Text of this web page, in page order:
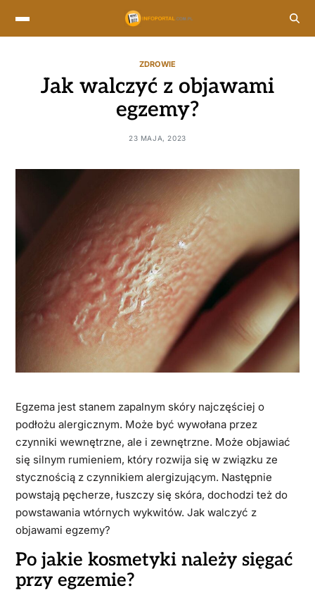
ZDROWIE
Jak walczyć z objawami
egzemy?
23 MAJA, 2023
Egzema jest stanem zapalnym skóry najczęściej o
podłożu alergicznym. Może być wywołana przez
czynniki wewnętrzne, ale i zewnętrzne. Może objawiać
się silnym rumieniem, który rozwija się w związku ze
stycznością z czynnikiem alergizującym. Następnie
powstają pęcherze, łuszczy się skóra, dochodzi też do
powstawania wtórnych wykwitów. Jak walczyć z
objawami egzemy?
Po jakie kosmetyki należy sięgać
przy egzemie?